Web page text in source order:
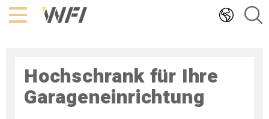
Hoppa
till
Hochschrank für Ihre
Garageneinrichtung